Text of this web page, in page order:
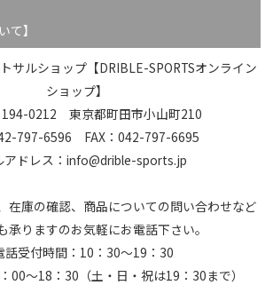
て】
サルショップ【DRIBLE-SPORTSオンライン
ショップ】
194-0212 東京都町田市小山町210
797-6596 FAX：042-797-6695
アドレス：info@drible-sports.jp
在庫の確認、商品についての問い合わせなど
承りますのお気軽にお電話下さい。
話受付時間：10：30～19：30
00～18：30（土・日・祝は19：30まで）